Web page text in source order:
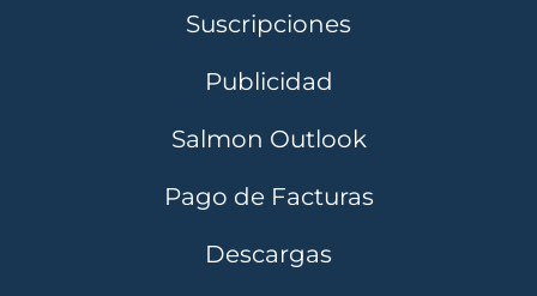
Suscripciones
Publicidad
Salmon Outlook
Pago de Facturas
Descargas